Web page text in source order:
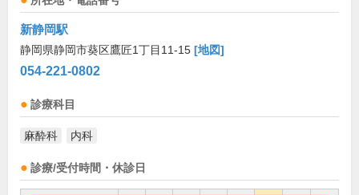
新静岡駅
静岡県静岡市葵区鷹匠1丁目11-15 [地図]
054-221-0802
診療科目
麻酔科 内科
診療/受付時間・休診日